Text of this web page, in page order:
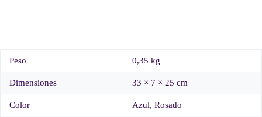
Peso 0,35 kg
Dimensiones 33 × 7 × 25 cm
Color Azul, Rosado